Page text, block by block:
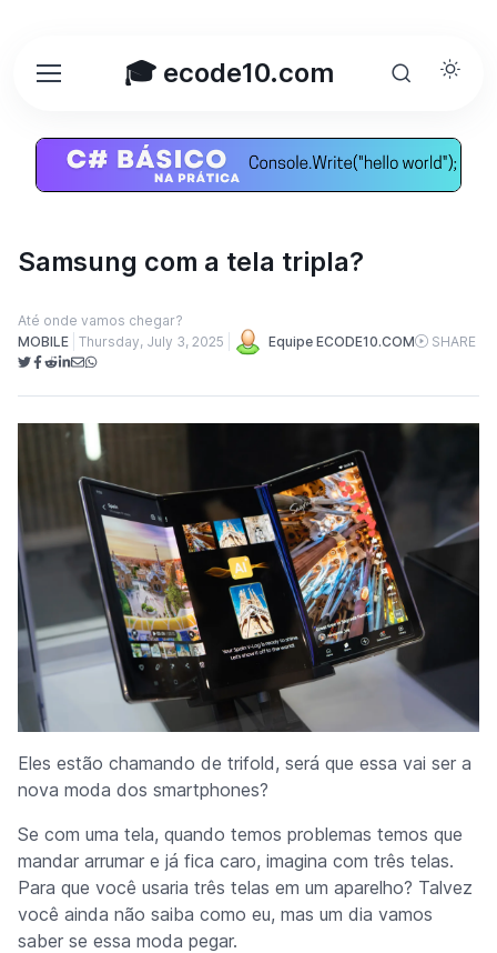
🎓 ecode10.com
Samsung com a tela tripla?
Até onde vamos chegar?
MOBILE Thursday, July 3, 2025 Equipe ECODE10.COM SHARE
Eles estão chamando de trifold, será que essa vai ser a
nova moda dos smartphones?
Se com uma tela, quando temos problemas temos que
mandar arrumar e já fica caro, imagina com três telas.
Para que você usaria três telas em um aparelho? Talvez
você ainda não saiba como eu, mas um dia vamos
saber se essa moda pegar.